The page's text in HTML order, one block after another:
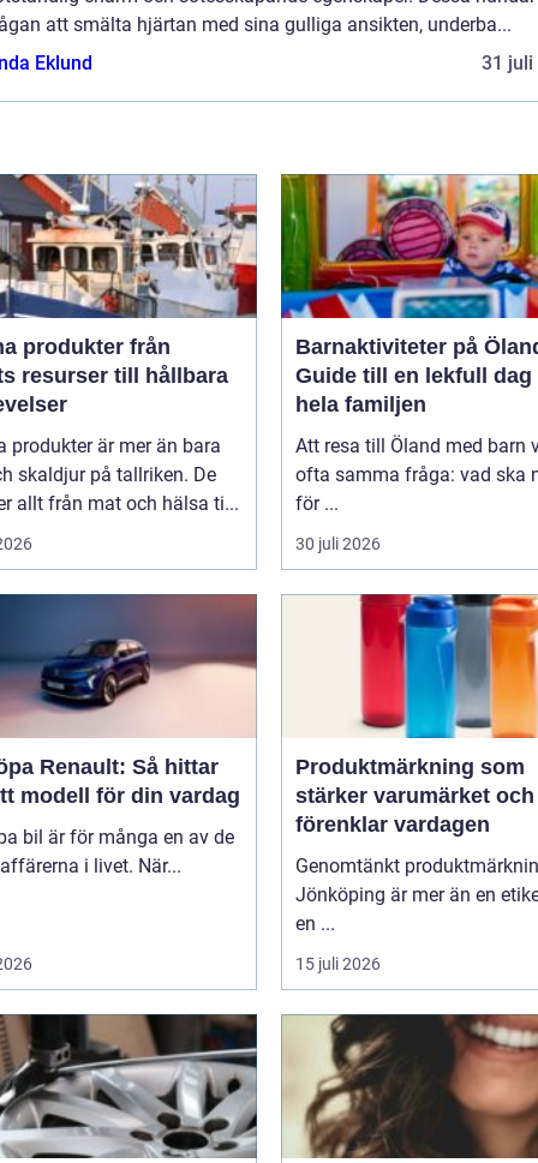
att smälta hjärtan med sina gulliga ansikten, underba...
Eklund
31 juli
produkter från
resurser till hållbara
produkter är mer än bara
skaldjur på tallriken. De
allt från mat och hälsa ti...
Barnaktiviteter på
Guide till en lekfull dag
hela familjen
Att resa till Öland med barn
ofta samma fråga: vad ska
för ...
30 juli 2026
Renault: Så hittar
modell för din vardag
bil är för många en av de
i livet. När...
Produktmärkning som
stärker varumärket och
förenklar vardagen
Genomtänkt
Jönköping är mer än en
en ...
15 juli 2026